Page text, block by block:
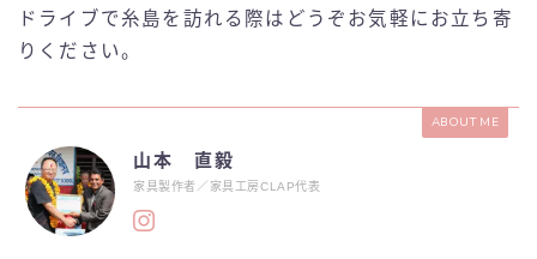
ドライブで糸島を訪れる際はどうぞお気軽にお立ち寄
りください。
ABOUT ME
山本 直毅
家具製作者／家具工房CLAP代表